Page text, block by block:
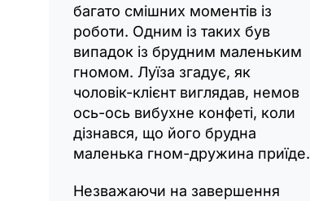
багато смішних моментів із
роботи. Одним із таких був
випадок із брудним маленьким
гномом. Луїза згадує, як
чоловік-клієнт виглядав, немов
ось-ось вибухне конфеті, коли
дізнався, що його брудна
маленька гном-дружина приїде.
Незважаючи на завершення